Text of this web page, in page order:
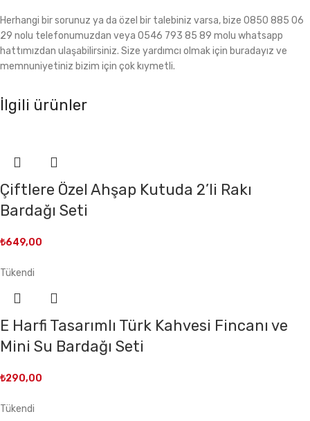
Herhangi bir sorunuz ya da özel bir talebiniz varsa, bize 0850 885 06
29 nolu telefonumuzdan veya 0546 793 85 89 molu whatsapp
hattımızdan ulaşabilirsiniz. Size yardımcı olmak için buradayız ve
memnuniyetiniz bizim için çok kıymetli.
İlgili ürünler
Çiftlere Özel Ahşap Kutuda 2’li Rakı
Bardağı Seti
₺649,00
Tükendi
E Harfi Tasarımlı Türk Kahvesi Fincanı ve
Mini Su Bardağı Seti
₺290,00
Tükendi